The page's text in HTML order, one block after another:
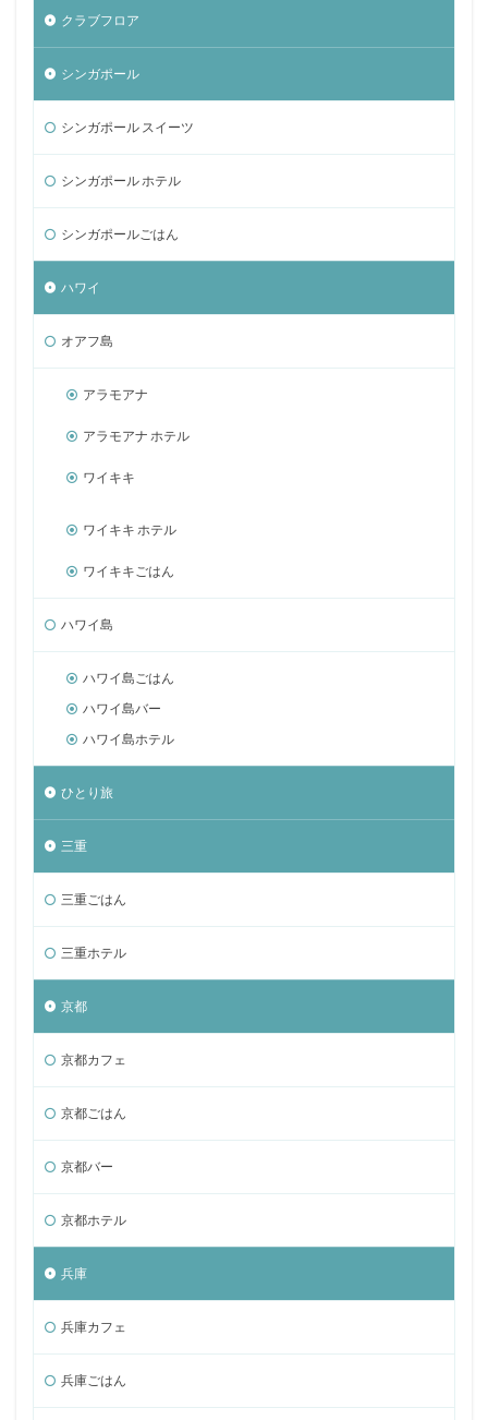
クラブフロア
シンガポール
シンガポール スイーツ
シンガポール ホテル
シンガポールごはん
ハワイ
オアフ島
アラモアナ
アラモアナ ホテル
ワイキキ
ワイキキ ホテル
ワイキキごはん
ハワイ島
ハワイ島ごはん
ハワイ島バー
ハワイ島ホテル
ひとり旅
三重
三重ごはん
三重ホテル
京都
京都カフェ
京都ごはん
京都バー
京都ホテル
兵庫
兵庫カフェ
兵庫ごはん